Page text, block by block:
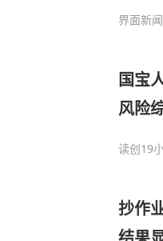
界面新闻
国宝
风险
读创19
抄作